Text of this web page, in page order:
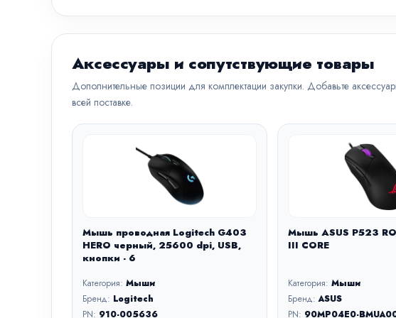
Аксессуары и сопутствующие товары
Дополнительные позиции для комплектации закупки. Добавьте
всей поставке.
Мышь проводная Logitech G403
HERO черный, 25600 dpi, USB,
кнопки - 6
Категория: Мыши
Бренд: Logitech
PN: 910-005636
Мышь ASUS P523
III CORE
Категория: Мыши
Бренд:ASUS
PN: 90MP04E0-